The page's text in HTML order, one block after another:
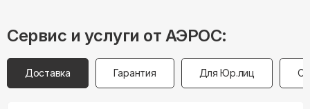
Сервис и услуги от АЭРОС:
Доставка Гарантия Для Юр.лиц